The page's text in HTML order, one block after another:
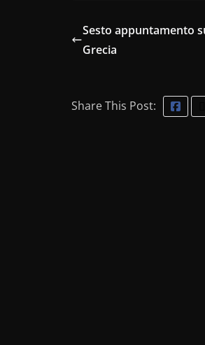
Sesto appuntamento
Grecia
Share This Post: